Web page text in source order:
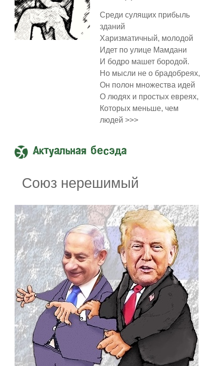
Среди сулящих прибыль
зданий
Харизматичный, молодой
Идет по улице Мамдани
И бодро машет бородой.
Но мысли не о брадобреях,
Он полон множества идей
О людях и простых евреях,
Которых меньше, чем
людей >>>
Актуальная бесэда
Союз нерешимый